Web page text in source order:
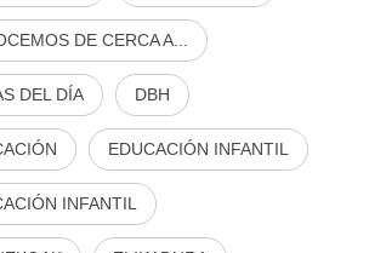
DE CERCA A...
DEL DÍA DBH
EDUCACIÓN INFANTIL
INFANTIL